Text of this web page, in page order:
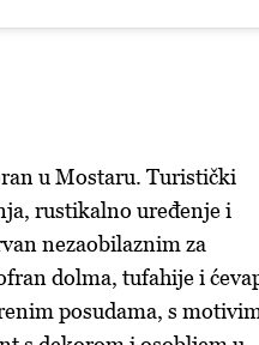
u Mostaru. Turistički
rustikalno uređenje i
nezaobilaznim za
dolma, tufahije i
posudama, s